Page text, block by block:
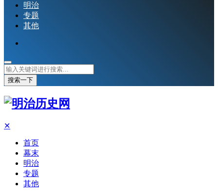
明治
专题
其他
搜索一下
✕
首页
幕末
明治
专题
其他